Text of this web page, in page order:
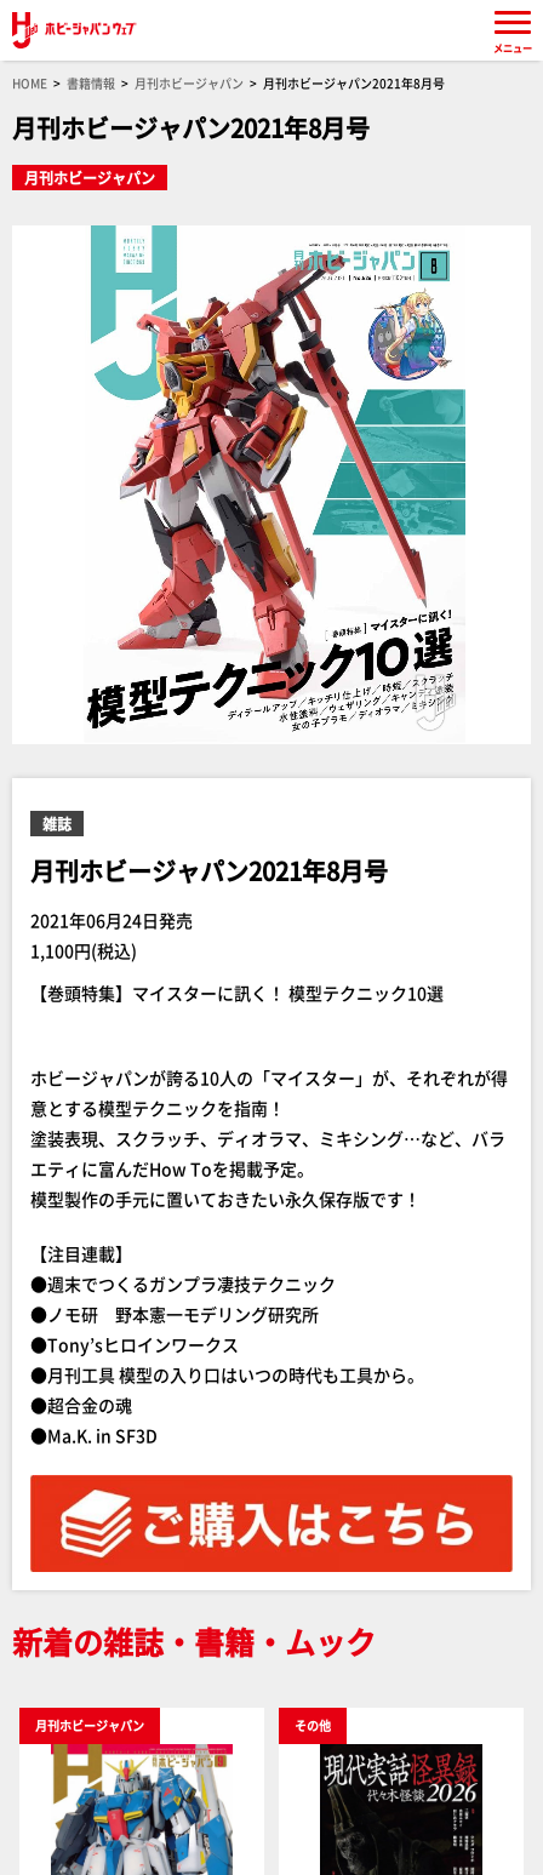
HOME 書籍情報 月刊ホビージャパン 月刊ホビージャパン2021年8月号
月刊ホビージャパン2021年8月号
月刊ホビージャパン
雑誌
月刊ホビージャパン2021年8月号
2021年06月24日発売
1,100円(税込)
【巻頭特集】マイスターに訊く！ 模型テクニック10選
ホビージャパンが誇る10人の「マイスター」が、それぞれが得
意とする模型テクニックを指南！
塗装表現、スクラッチ、ディオラマ、ミキシング…など、バラ
エティに富んだHow Toを掲載予定。
模型製作の手元に置いておきたい永久保存版です！
【注目連載】
●週末でつくるガンプラ凄技テクニック
●ノモ研 野本憲一モデリング研究所
●Tony’sヒロインワークス
●月刊工具 模型の入り口はいつの時代も工具から。
●超合金の魂
●Ma.K. in SF3D
新着の雑誌・書籍・ムック
月刊ホビージャパン その他
メニュー